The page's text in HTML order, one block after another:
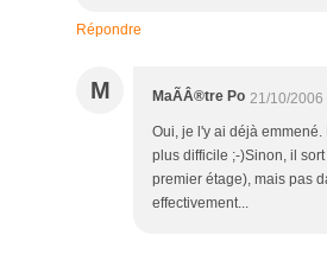
Répondre
M MaÃÂ®tre Po 21/10/2006
Oui, je l'y ai déjà
plus difficile ;-)Sinon, il
premier étage), mais pas
effectivement...